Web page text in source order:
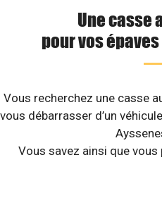
Une casse
pour vos
Vous recherchez une casse
vous débarrasser d’un
Vous savez ainsi que